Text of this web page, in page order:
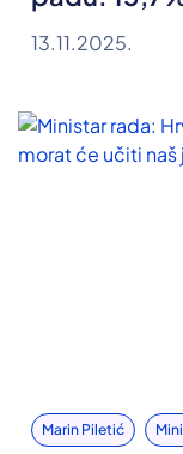
13.11.2025.
Marin Piletić